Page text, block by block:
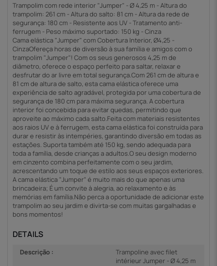
Trampolim com rede interior "Jumper" - Ø 4,25 m - Altura do
trampolim: 261 cm - Altura do salto: 81 cm - Altura da rede de
segurança: 180 cm - Resistente aos UV - Tratamento anti-
ferrugem - Peso máximo suportado: 150 kg - Cinza
Cama elástica "Jumper" com Cobertura Interior, Ø4,25 -
CinzaOfereça horas de diversão à sua família e amigos com o
trampolim "Jumper"! Com os seus generosos 4,25 m de
diâmetro, oferece o espaço perfeito para saltar, relaxar e
desfrutar do ar livre em total segurança.Com 261 cm de altura e
81 cm de altura de salto, esta cama elástica oferece uma
experiência de salto agradável, protegida por uma cobertura de
segurança de 180 cm para máxima segurança. A cobertura
interior foi concebida para evitar quedas, permitindo que
aproveite ao máximo cada salto.Feita com materiais resistentes
aos raios UV e à ferrugem, esta cama elástica foi construída para
durar e resistir às intempéries, garantindo diversão em todas as
estações. Suporta também até 150 kg, sendo adequada para
toda a família, desde crianças a adultos.O seu design moderno
em cinzento combina perfeitamente com o seu jardim,
acrescentando um toque de estilo aos seus espaços exteriores.
A cama elástica "Jumper" é muito mais do que apenas uma
brincadeira; É um convite à alegria, ao relaxamento e às
memórias em família.Não perca a oportunidade de adicionar este
trampolim ao seu jardim e divirta-se com muitas gargalhadas e
bons momentos!
DETAILS
Descrição :
Trampoline avec filet
intérieur Jumper - Ø 4,25 m